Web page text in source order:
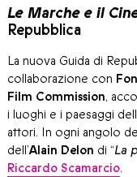
Le Marche e il
Repubblica
La nuova Guida di
collaborazione con
Film Commission,
i luoghi e i paesaggi
attori. In ogni angolo
dell’Alain Delon di “La
Riccardo Scamarcio.